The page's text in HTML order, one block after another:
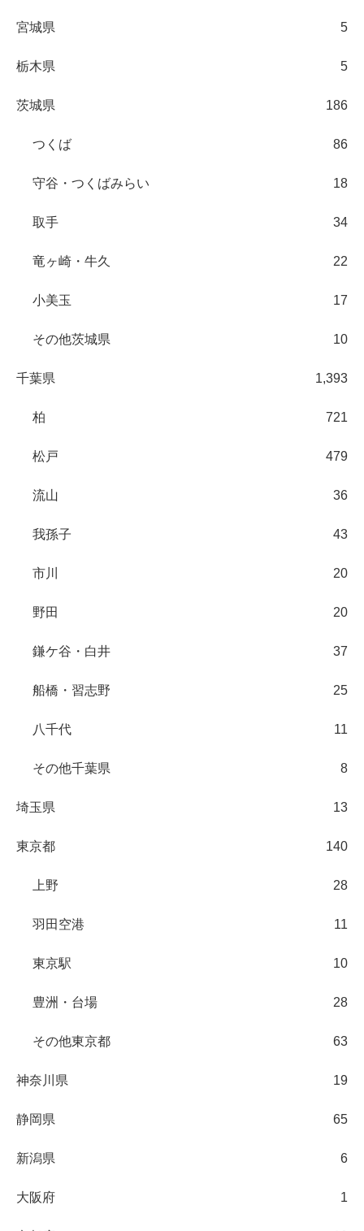
宮城県 5
栃木県 5
茨城県 186
つくば 86
守谷・つくばみらい 18
取手 34
竜ヶ崎・牛久 22
小美玉 17
その他茨城県 10
千葉県 1,393
柏 721
松戸 479
流山 36
我孫子 43
市川 20
野田 20
鎌ケ谷・白井 37
船橋・習志野 25
八千代 11
その他千葉県 8
埼玉県 13
東京都 140
上野 28
羽田空港 11
東京駅 10
豊洲・台場 28
その他東京都 63
神奈川県 19
静岡県 65
新潟県 6
大阪府 1